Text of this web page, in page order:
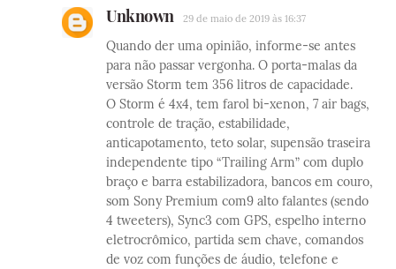
Unknown 29 de maio de 2019 às 16:37
Quando der uma opinião, informe-se antes
para não passar vergonha. O porta-malas da
versão Storm tem 356 litros de capacidade.
O Storm é 4x4, tem farol bi-xenon, 7 air bags,
controle de tração, estabilidade,
anticapotamento, teto solar, supensão traseira
independente tipo “Trailing Arm” com duplo
braço e barra estabilizadora, bancos em couro,
som Sony Premium com9 alto falantes (sendo
4 tweeters), Sync3 com GPS, espelho interno
eletrocrômico, partida sem chave, comandos
de voz com funções de áudio, telefone e